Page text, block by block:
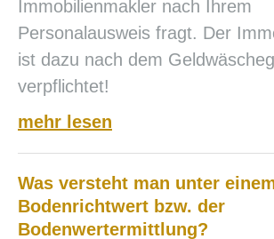
Immobilienmakler nach Ihrem
Personalausweis fragt. Der
ist dazu nach dem
verpflichtet!
mehr lesen
Was versteht man unter
Bodenrichtwert bzw. der
Bodenwertermittlung?